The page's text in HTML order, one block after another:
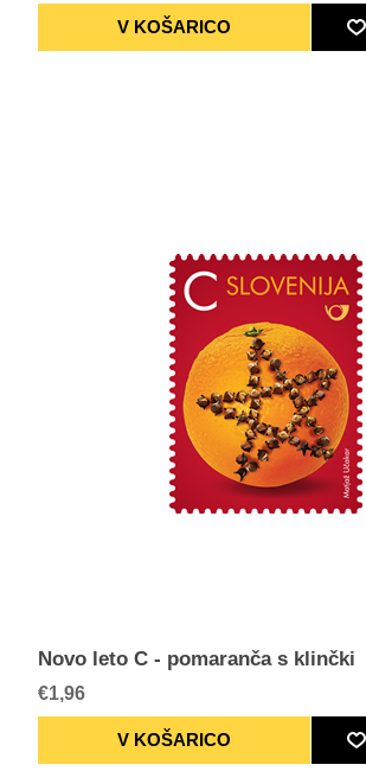
Novo leto C - pomaranča s klinčki
€1,96